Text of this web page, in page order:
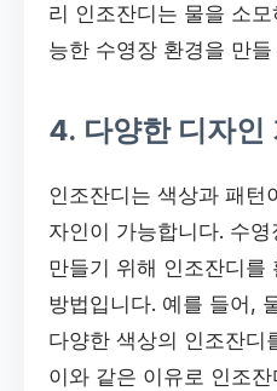
리 인조잔디는 물을 소
능한 수영장 환경을 만
4. 다양한 디자인
인조잔디는 색상과 패턴
자인이 가능합니다. 수
만들기 위해 인조잔디를
방법입니다. 예를 들어,
다양한 색상의 인조잔디
이와 같은 이유로 인조잔